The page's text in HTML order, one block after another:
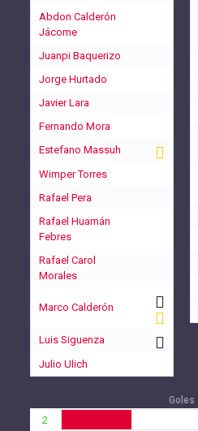
Abdon Calderón
Jácome
Juanpi Baquerizo
Jorge Hurtado
Javier Lara
Fernando Mora
Estefano Massuh
Wimper Torres
Rafael Pera
Rafael Huamán
Febres
Rafael Carol
Morales
Marco Calderón
Luis Siguenza
Julio Ulich
Goles
2